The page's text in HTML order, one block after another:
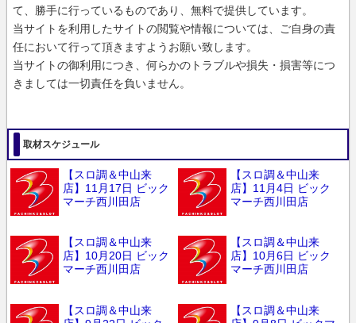
て、勝手に行っているものであり、無料で提供しています。
当サイトを利用したサイトの閲覧や情報については、ご自身の責
任において行って頂きますようお願い致します。
当サイトの御利用につき、何らかのトラブルや損失・損害等につ
きましては一切責任を負いません。
取材スケジュール
【スロ調＆中山来
店】11月17日 ビック
マーチ西川田店
【スロ調＆中山来
店】11月4日 ビック
マーチ西川田店
【スロ調＆中山来
店】10月20日 ビック
マーチ西川田店
【スロ調＆中山来
店】10月6日 ビック
マーチ西川田店
【スロ調＆中山来
【スロ調＆中山来